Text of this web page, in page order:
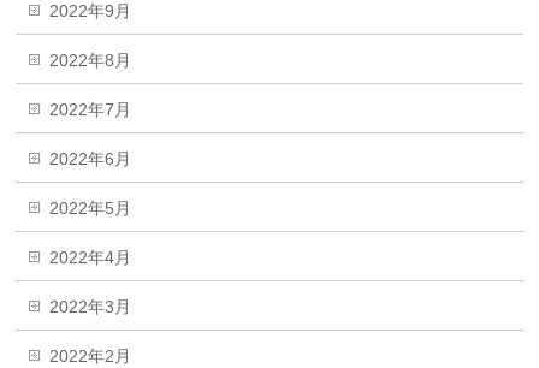
2022年9月
2022年8月
2022年7月
2022年6月
2022年5月
2022年4月
2022年3月
2022年2月